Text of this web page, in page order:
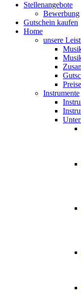
Stellenangebote
Bewerbung
Gutschein kaufen
Home
unsere
Instrumente